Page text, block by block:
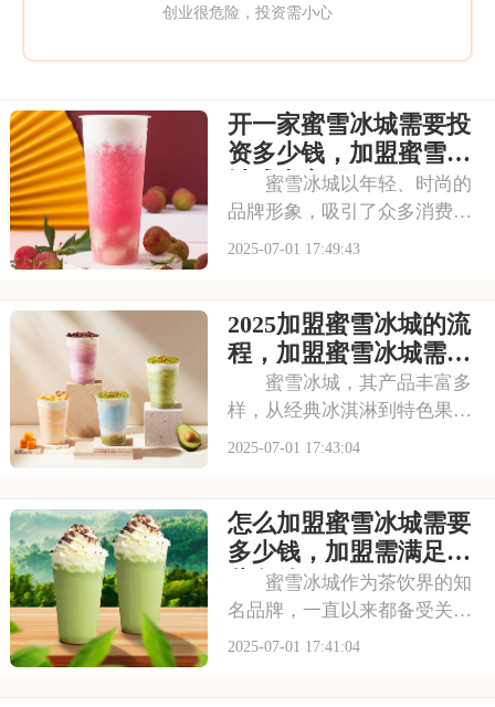
创业很危险，投资需小心
开一家蜜雪冰城需要投
资多少钱，加盟蜜雪冰
城成本高吗
蜜雪冰城以年轻、时尚的
品牌形象，吸引了众多消费者
的目光。其成熟的运营模式和
冰城需要投入多少费用呢？以
下是开一家蜜雪冰城需要投资
多少钱，加盟蜜雪冰
2025-07-01 17:49:43
2025加盟蜜雪冰城的流
程，加盟蜜雪冰城需要
具备哪些条件
蜜雪冰城，其产品丰富多
样，从经典冰淇淋到特色果
茶，满足不同消费者口味。门
力和市场潜力，让众多投资者
心动不已，那么加盟蜜雪冰城
需要多少费用呢？以下
2025-07-01 17:43:04
怎么加盟蜜雪冰城需要
多少钱，加盟需满足哪
些条件
蜜雪冰城作为茶饮界的知
名品牌，一直以来都备受关
注。它以丰富的产品线和高性
2025-07-01 17:41:04